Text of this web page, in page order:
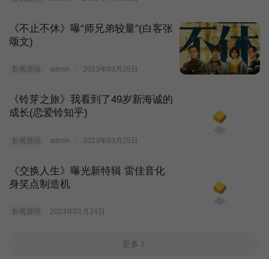
《不止不休》曝“师兄弟较量”(白客张
颂文)
影视资讯 admin 2023年03月25日
《铃芽之旅》我看到了49岁新海诚的
成长(恋爱铃知乎)
影视资讯 admin 2023年03月25日
《交换人生》曝光新特辑 雷佳音化
身笑点制造机
影视资讯 2023年01月24日
更多